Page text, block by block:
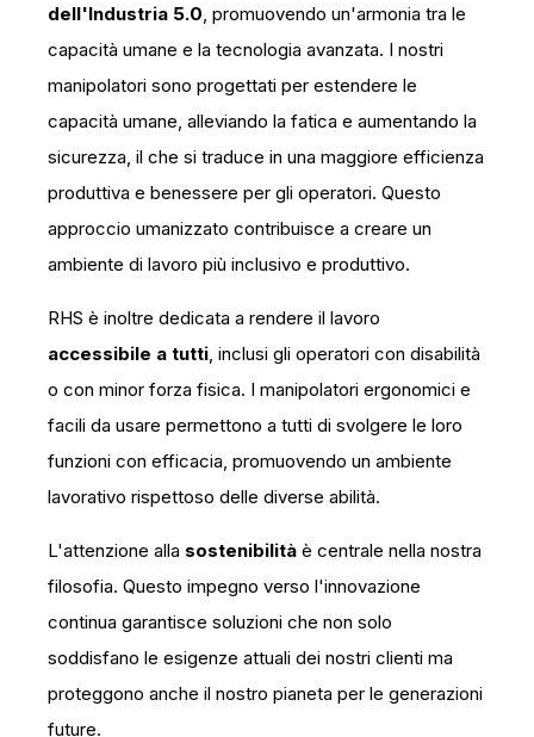
dell'Industria 5.0, promuovendo un'armonia tra le
capacità umane e la tecnologia avanzata. I nostri
manipolatori sono progettati per estendere le
capacità umane, alleviando la fatica e aumentando la
sicurezza, il che si traduce in una maggiore efficienza
produttiva e benessere per gli operatori. Questo
approccio umanizzato contribuisce a creare un
ambiente di lavoro più inclusivo e produttivo.
RHS è inoltre dedicata a rendere il lavoro
accessibile a tutti, inclusi gli operatori con disabilità
o con minor forza fisica. I manipolatori ergonomici e
facili da usare permettono a tutti di svolgere le loro
funzioni con efficacia, promuovendo un ambiente
lavorativo rispettoso delle diverse abilità.
L'attenzione alla sostenibilità è centrale nella nostra
filosofia. Questo impegno verso l'innovazione
continua garantisce soluzioni che non solo
soddisfano le esigenze attuali dei nostri clienti ma
proteggono anche il nostro pianeta per le generazioni
future.